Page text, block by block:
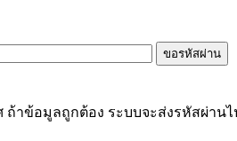
ถ้าข้อมูลถูกต้อง ระบบจะส่งรหัสผ่าน